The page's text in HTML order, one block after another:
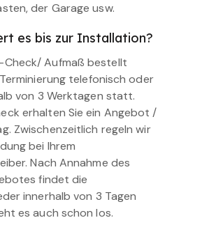
der Garage usw.
es bis zur Installation?
Check/ Aufmaß bestellt
telefonisch oder
von 3 Werktagen statt.
erhalten Sie ein Angebot /
Zwischenzeitlich regeln wir
bei Ihrem
Nach Annahme des
findet die
innerhalb von 3 Tagen
es auch schon los.